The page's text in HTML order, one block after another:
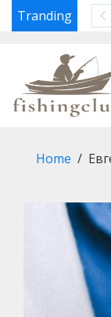
SkipTranding
Home